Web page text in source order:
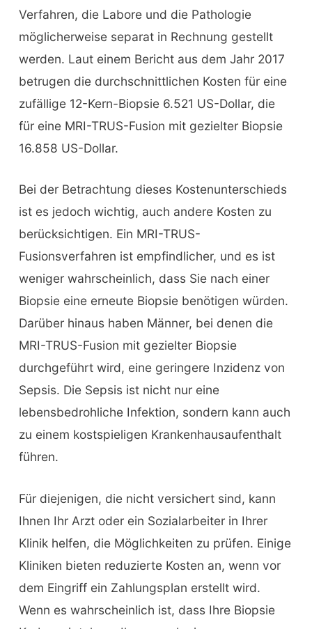
Verfahren, die Labore und die Pathologie
möglicherweise separat in Rechnung gestellt
werden. Laut einem Bericht aus dem Jahr 2017
betrugen die durchschnittlichen Kosten für eine
zufällige 12-Kern-Biopsie 6.521 US-Dollar, die
für eine MRI-TRUS-Fusion mit gezielter Biopsie
16.858 US-Dollar.
Bei der Betrachtung dieses Kostenunterschieds
ist es jedoch wichtig, auch andere Kosten zu
berücksichtigen. Ein MRI-TRUS-
Fusionsverfahren ist empfindlicher, und es ist
weniger wahrscheinlich, dass Sie nach einer
Biopsie eine erneute Biopsie benötigen würden.
Darüber hinaus haben Männer, bei denen die
MRI-TRUS-Fusion mit gezielter Biopsie
durchgeführt wird, eine geringere Inzidenz von
Sepsis. Die Sepsis ist nicht nur eine
lebensbedrohliche Infektion, sondern kann auch
zu einem kostspieligen Krankenhausaufenthalt
führen.
Für diejenigen, die nicht versichert sind, kann
Ihnen Ihr Arzt oder ein Sozialarbeiter in Ihrer
Klinik helfen, die Möglichkeiten zu prüfen. Einige
Kliniken bieten reduzierte Kosten an, wenn vor
dem Eingriff ein Zahlungsplan erstellt wird.
Wenn es wahrscheinlich ist, dass Ihre Biopsie